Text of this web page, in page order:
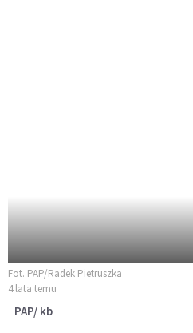
Fot. PAP/Radek Pietruszka
4 lata temu
PAP/ kb